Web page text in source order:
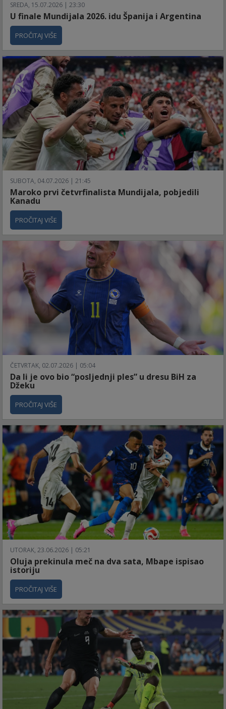
SREDA, 15.07.2026 | 23:30
U finale Mundijala 2026. idu Španija i Argentina
PROČITAJ VIŠE
SUBOTA, 04.07.2026 | 21:45
Maroko prvi četvrfinalista Mundijala, pobjedili
Kanadu
PROČITAJ VIŠE
ČETVRTAK, 02.07.2026 | 05:04
Da li je ovo bio “posljednji ples” u dresu BiH za
Džeku
PROČITAJ VIŠE
UTORAK, 23.06.2026 | 05:21
Oluja prekinula meč na dva sata, Mbape ispisao
istoriju
PROČITAJ VIŠE